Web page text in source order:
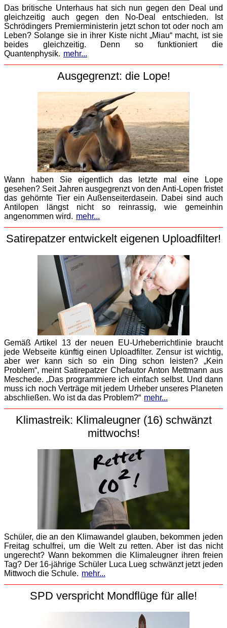
Das britische Unterhaus hat sich nun gegen den Deal und
gleichzeitig auch gegen den No-Deal entschieden. Ist
Schrödingers Premierministerin jetzt schon tot oder noch am
Leben? Solange sie in ihrer Kiste nicht „Miau“ macht, ist sie
beides gleichzeitig. Denn so funktioniert die
Quantenphysik. mehr...
Ausgegrenzt: die Lope!
Wann haben Sie eigentlich das letzte mal eine Lope
gesehen? Seit Jahren ausgegrenzt von den Anti-Lopen fristet
das gehörnte Tier ein Außenseiterdasein. Dabei sind auch
Antilopen längst nicht so reinrassig, wie gemeinhin
angenommen wird. mehr...
Satirepatzer entwickelt eigenen Uploadfilter!
Gemäß Artikel 13 der neuen EU-Urheberrichtlinie braucht
jede Webseite künftig einen Uploadfilter. Zensur ist wichtig,
aber wer kann sich so ein Ding schon leisten? „Kein
Problem“, meint Satirepatzer Chefautor Anton Mettmann aus
Meschede. „Das programmiere ich einfach selbst. Und dann
muss ich noch Verträge mit jedem Urheber unseres Planeten
abschließen. Wo ist da das Problem?“ mehr...
Klimastreik: Klimaleugner (16) schwänzt
mittwochs!
Schüler, die an den Klimawandel glauben, bekommen jeden
Freitag schulfrei, um die Welt zu retten. Aber ist das nicht
ungerecht? Wann bekommen die Klimaleugner ihren freien
Tag? Der 16-jährige Schüler Luca Lueg schwänzt jetzt jeden
Mittwoch die Schule. mehr...
SPD verspricht Mondflüge für alle!